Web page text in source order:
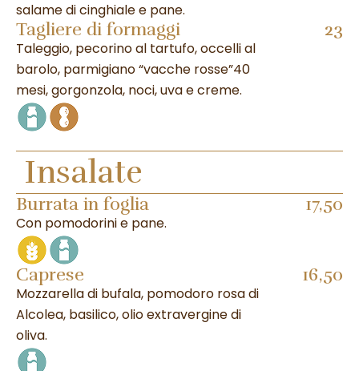
salame di cinghiale e pane.
Tagliere di formaggi
Taleggio, pecorino al tartufo, occelli al
barolo, parmigiano “vacche rosse”40
mesi, gorgonzola, noci, uva e creme.
23
Insalate
Burrata in foglia
Con pomodorini e pane.
17,50
Caprese
Mozzarella di bufala, pomodoro rosa di
Alcolea, basilico, olio extravergine di
oliva.
16,50